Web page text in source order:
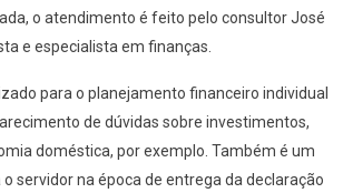
o atendimento é feito pelo consultor José
e especialista em finanças.
para o planejamento financeiro individual
de dúvidas sobre investimentos,
doméstica, por exemplo. Também é um
servidor na época de entrega da declaração